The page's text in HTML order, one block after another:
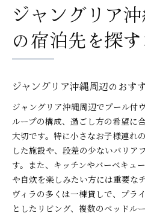
ジャングリア
の宿泊先を探
ジャングリア沖縄周辺のおす
ジャングリア沖縄周辺でプール付
ループの構成、過ごし方の希望に
大切です。特に小さなお子様連れ
した施設や、段差の少ないバリア
す。また、キッチンやバーベキュ
や自炊を楽しみたい方には重要な
ヴィラの多くは一棟貸しで、プラ
としたリビング、複数のベッドル